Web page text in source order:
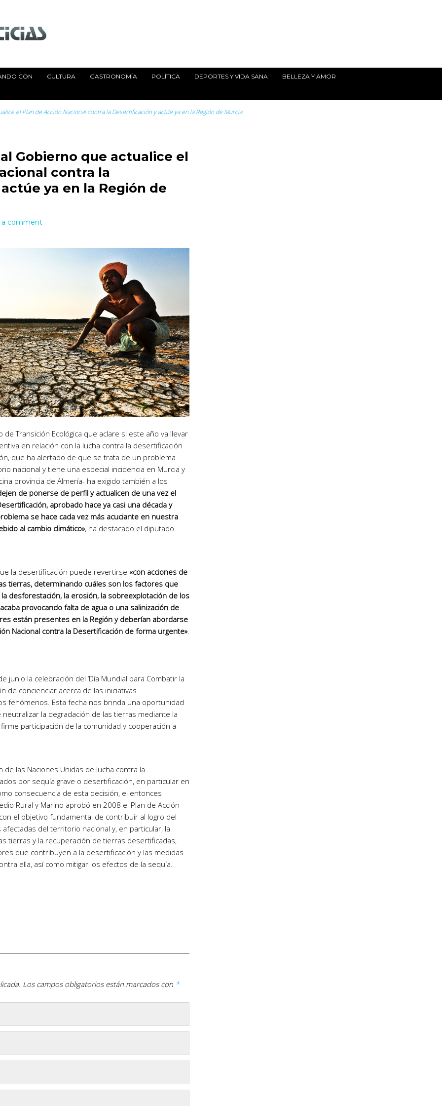
CON CULTURA GASTRONOMÍA POLÍTICA DEPORTES Y VIDA SANA BELLEZA Y AMOR
el Plan de Acción Nacional contra la Desertificación y actúe ya en la Región de Murcia
Gobierno que actualice el
contra la
ya en la Región de
a comment
Transición Ecológica que aclare si este año va llevar
en relación con la lucha contra la desertificación
que ha alertado de que se trata de un problema
nacional y tiene una especial incidencia en Murcia y
provincia de Almería- ha exigido también a los
de ponerse de perfil y actualicen de una vez el
aprobado hace ya casi una década y
se hace cada vez más acuciante en nuestra
al cambio climático», ha destacado el diputado
la desertificación puede revertirse «con acciones de
tierras, determinando cuáles son los factores que
desforestación, la erosión, la sobreexplotación de los
provocando falta de agua o una salinización de
están presentes en la Región y deberían abordarse
Nacional contra la Desertificación de forma urgente»
junio la celebración del ‘Día Mundial para Combatir la
de concienciar acerca de las iniciativas
fenómenos. Esta fecha nos brinda una oportunidad
la degradación de las tierras mediante la
participación de la comunidad y cooperación a
de las Naciones Unidas de lucha contra la
por sequía grave o desertificación, en particular en
consecuencia de esta decisión, el entonces
Rural y Marino aprobó en 2008 el Plan de Acción
el objetivo fundamental de contribuir al logro del
del territorio nacional y, en particular, la
tierras y la recuperación de tierras desertificadas,
que contribuyen a la desertificación y las medidas
ella, así como mitigar los efectos de la sequía.
Los campos obligatorios están marcados con *